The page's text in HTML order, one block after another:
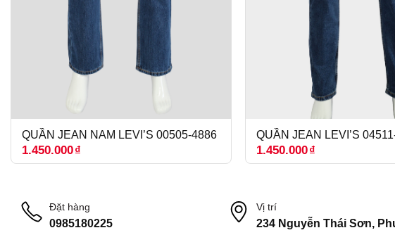
QUẦN JEAN NAM LEVI’S 00505-4886
1.450.000₫
QUẦN JEAN LEVI’S
1.450.000₫
Đặt hàng
0985180225
Vị trí
234 Nguyễn Thái Sơn,